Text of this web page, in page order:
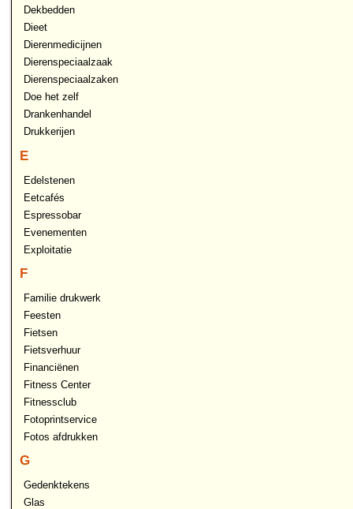
Dekbedden
Dieet
Dierenmedicijnen
Dierenspeciaalzaak
Dierenspeciaalzaken
Doe het zelf
Drankenhandel
Drukkerijen
E
Edelstenen
Eetcafés
Espressobar
Evenementen
Exploitatie
F
Familie drukwerk
Feesten
Fietsen
Fietsverhuur
Financiënen
Fitness Center
Fitnessclub
Fotoprintservice
Fotos afdrukken
G
Gedenktekens
Glas